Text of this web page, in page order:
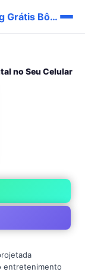
💎 winpg Rápido Brasileiro winpg Grátis Bônus Baixar ⚡
no Seu Celular
entretenimento